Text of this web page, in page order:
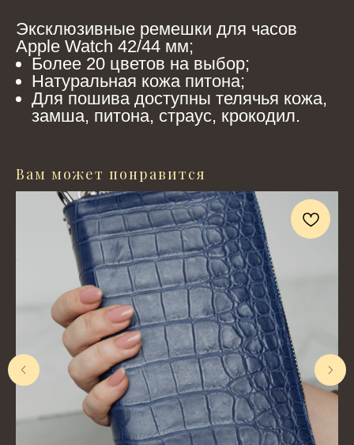
Эксклюзивные ремешки для часов
Apple Watch 42/44 мм;
Более 20 цветов на выбор;
Натуральная кожа питона;
Для пошива доступны телячья кожа,
замша, питона, страус, крокодил.
Вам может понравится